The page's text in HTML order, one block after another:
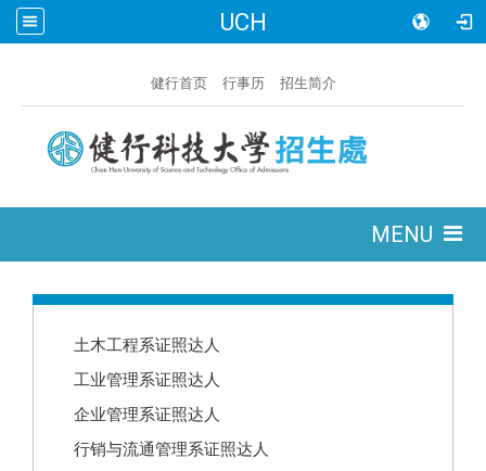
UCH
健行首页 行事历 招生简介
MENU
土木工程系证照达人
工业管理系证照达人
企业管理系证照达人
行销与流通管理系证照达人